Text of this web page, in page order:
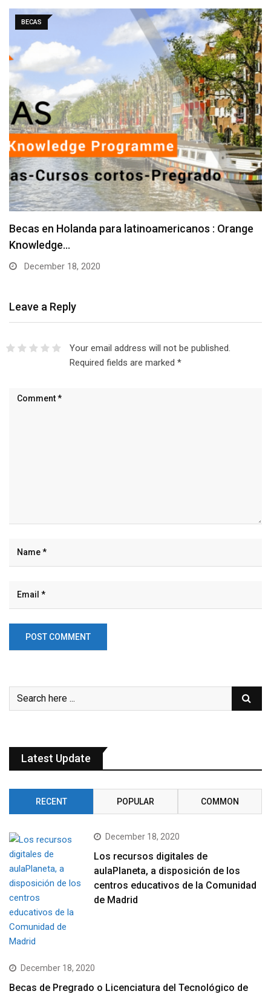
BECAS
Becas en Holanda para latinoamericanos : Orange
Knowledge…
December 18, 2020
Leave a Reply
Your email address will not be published.
Required fields are marked *
Latest Update
RECENT POPULAR COMMON
December 18, 2020
Los recursos digitales de
aulaPlaneta, a disposición de los
centros educativos de la Comunidad
de Madrid
December 18, 2020
Becas de Pregrado o Licenciatura del Tecnológico de